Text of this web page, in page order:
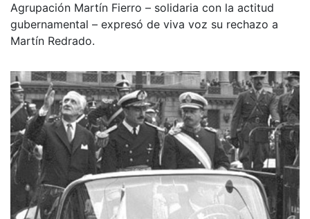
Agrupación Martín Fierro – solidaria con la actitud
gubernamental – expresó de viva voz su rechazo a
Martín Redrado.